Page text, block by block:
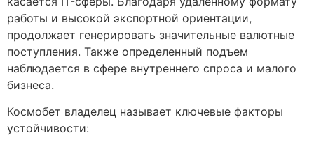
работы и высокой экспортной ориентации,
продолжает генерировать значительные валютные
поступления. Также определенный подъем
наблюдается в сфере внутреннего спроса и малого
бизнеса.
Космобет владелец называет ключевые факторы
устойчивости: